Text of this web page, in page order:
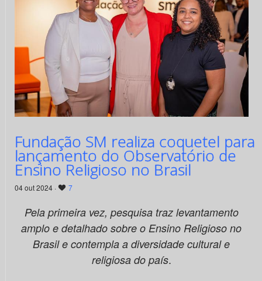
Fundação SM realiza coquetel para
lançamento do Observatório de
Ensino Religioso no Brasil
04 out 2024 · 7
Pela primeira vez, pesquisa traz levantamento
amplo e detalhado sobre o Ensino Religioso no
Brasil e contempla a diversidade cultural e
religiosa do país.